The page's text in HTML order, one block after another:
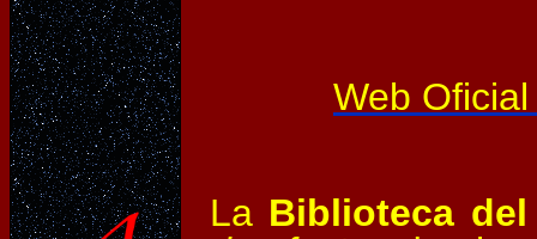
Web
La Biblioteca